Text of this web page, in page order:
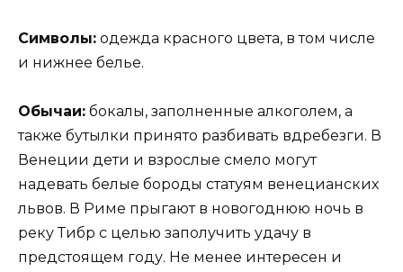
Символы: одежда красного цвета, в том числе
и нижнее белье.
Обычаи: бокалы, заполненные алкоголем, а
также бутылки принято разбивать вдребезги. В
Венеции дети и взрослые смело могут
надевать белые бороды статуям венецианских
львов. В Риме прыгают в новогоднюю ночь в
реку Тибр с целью заполучить удачу в
предстоящем году. Не менее интересен и